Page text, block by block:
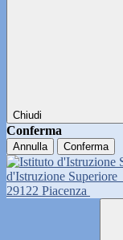
Chiudi
Conferma
Annulla Conferma
d'Istruzione Superiore
29122 Piacenza